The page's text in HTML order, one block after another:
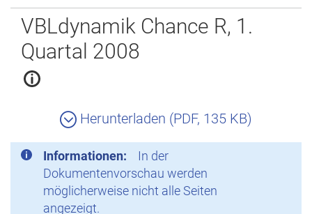
Zurück
VBLdynamik Chance R, 1.
Quartal 2008
Herunterladen (PDF, 135 KB)
Informationen:
In der
Dokumentenvorschau werden
möglicherweise nicht alle Seiten
angezeigt.